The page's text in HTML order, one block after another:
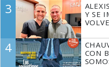
3
Y SE
4
CON